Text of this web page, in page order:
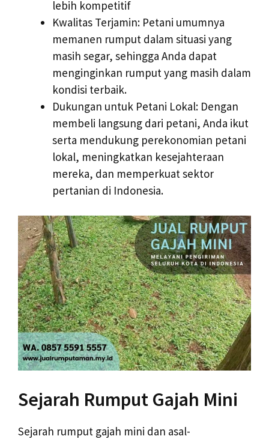
lebih kompetitif
Kwalitas Terjamin: Petani umumnya
memanen rumput dalam situasi yang
masih segar, sehingga Anda dapat
menginginkan rumput yang masih dalam
kondisi terbaik.
Dukungan untuk Petani Lokal: Dengan
membeli langsung dari petani, Anda ikut
serta mendukung perekonomian petani
lokal, meningkatkan kesejahteraan
mereka, dan memperkuat sektor
pertanian di Indonesia.
Sejarah Rumput Gajah Mini
Sejarah rumput gajah mini dan asal-